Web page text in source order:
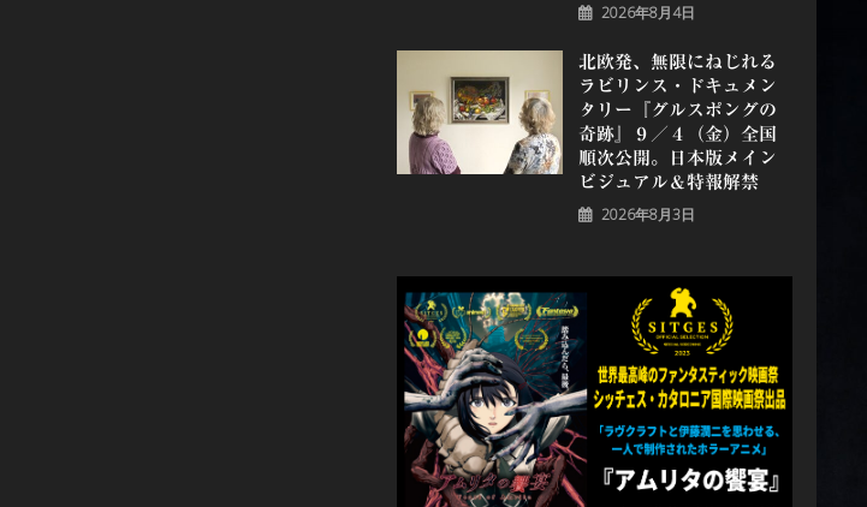
2026年8月4日
北欧発、無限にねじれる
ラビリンス・ドキュメン
タリー『グルスポングの
奇跡』９／４（金）全国
順次公開。日本版メイン
ビジュアル＆特報解禁
2026年8月3日